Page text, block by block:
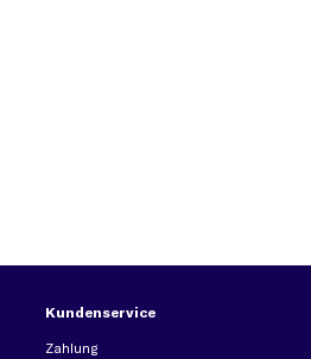
Kundenservice
Zahlung